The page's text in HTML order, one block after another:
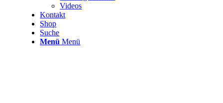
Videos
Kontakt
Shop
Suche
Menü Menü